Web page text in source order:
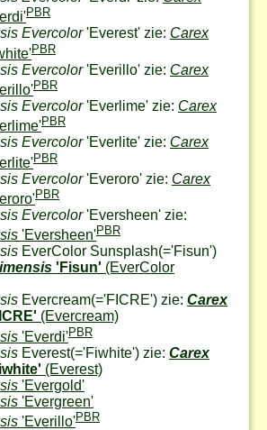
PBR
Evercolor'Everest' zie: Carex
PBR
Evercolor'Everillo' zie: Carex
PBR
Evercolor'Everlime' zie: Carex
PBR
Evercolor'Everlite' zie: Carex
PBR
Evercolor'Everoro' zie: Carex
PBR
Evercolor'Eversheen' zie:
'Eversheen'PBR
EverColor Sunsplash(='Fisun')
'Fisun' (EverColor
Evercream(='FICRE') zie: Carex
(Evercream)
'Everdi'PBR
Everest(='Fiwhite') zie: Carex
(Everest)
'Evergold'
'Evergreen'
'Everillo'PBR